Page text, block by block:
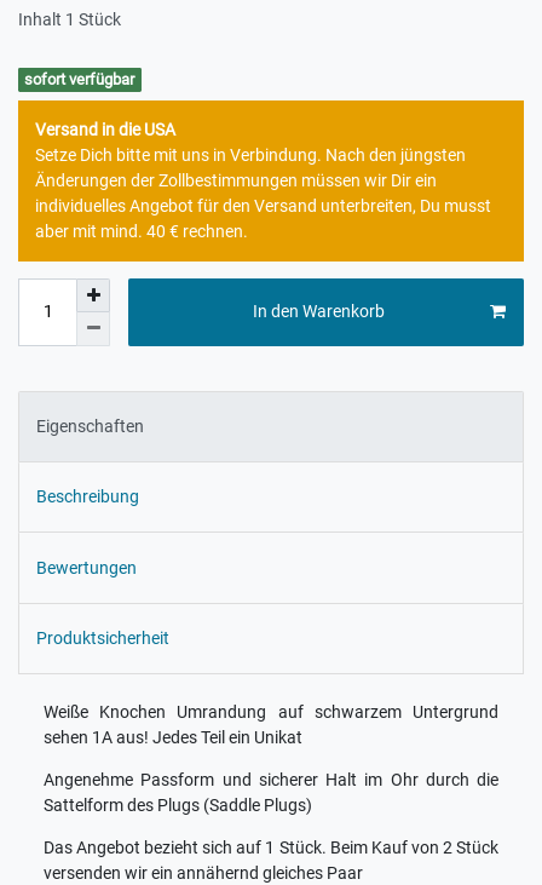
Inhalt 1 Stück
sofort verfügbar
Versand in die USA
Setze Dich bitte mit uns in Verbindung. Nach den jüngsten
Änderungen der Zollbestimmungen müssen wir Dir ein
individuelles Angebot für den Versand unterbreiten, Du musst
aber mit mind. 40 € rechnen.
In den Warenkorb
Eigenschaften
Beschreibung
Bewertungen
Produktsicherheit
Weiße Knochen Umrandung auf schwarzem Untergrund
sehen 1A aus! Jedes Teil ein Unikat
Angenehme Passform und sicherer Halt im Ohr durch die
Sattelform des Plugs (Saddle Plugs)
Das Angebot bezieht sich auf 1 Stück. Beim Kauf von 2 Stück
versenden wir ein annähernd gleiches Paar